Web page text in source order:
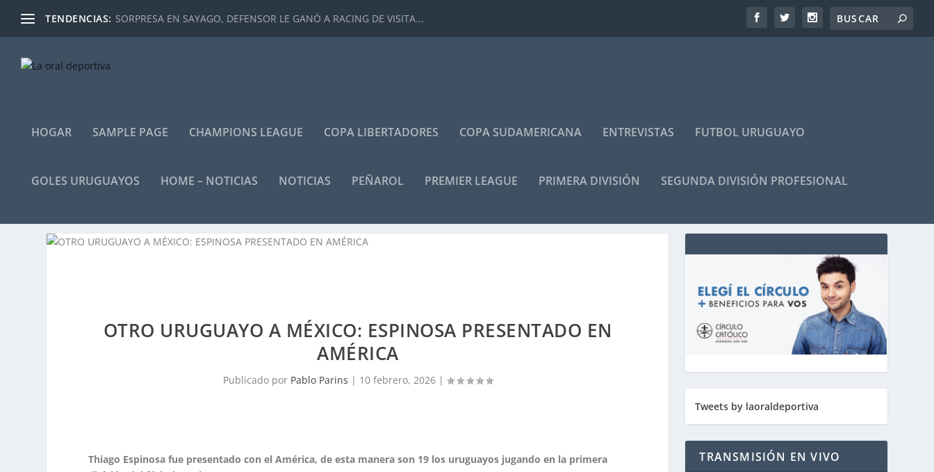
TENDENCIAS: SORPRESA EN SAYAGO, DEFENSOR LE GANÓ A RACING DE VISITA...
HOGAR SAMPLE PAGE CHAMPIONS LEAGUE COPA LIBERTADORES COPA SUDAMERICANA ENTREVISTAS FUTBOL URUGUAYO
GOLES URUGUAYOS HOME – NOTICIAS NOTICIAS PEÑAROL PREMIER LEAGUE PRIMERA DIVISIÓN SEGUNDA DIVISIÓN PROFESIONAL
OTRO URUGUAYO A MÉXICO: ESPINOSA PRESENTADO EN
AMÉRICA
Publicado por Pablo Parins | 10 febrero, 2026|
Thiago Espinosa fue presentado con el América, de esta manera son 19 los uruguayos jugando en la primera
Tweets by laoraldeportiva
TRANSMISIÓN EN VIVO